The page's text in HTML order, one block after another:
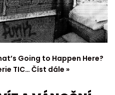
Going to Happen Here?
TIC… Číst dále »